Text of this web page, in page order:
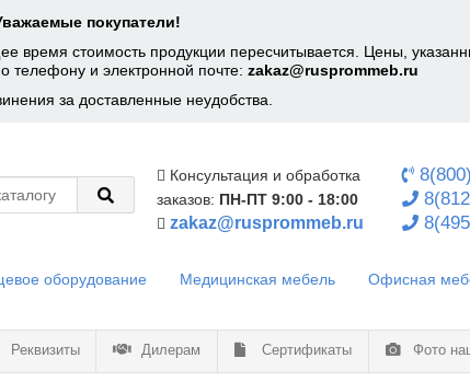
покупатели!
стоимость продукции пересчитывается. Цены,
телефону и электронной почте: zakaz@rusprommeb.ru
за доставленные неудобства.
Консультация и обработка
заказов: ПН-ПТ 9:00 - 18:00
zakaz@rusprommeb.ru
оборудование Медицинская мебель Офисная
Реквизиты Дилерам Сертификаты Фото